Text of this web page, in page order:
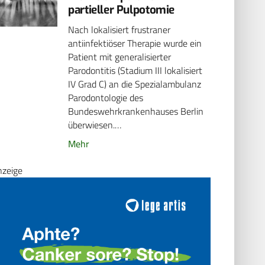
partieller Pulpotomie
Nach lokalisiert frustraner
antiinfektiöser Therapie wurde ein
Patient mit generalisierter
Parodontitis (Stadium III lokalisiert
IV Grad C) an die Spezialambulanz
Parodontologie des
Bundeswehrkrankenhauses Berlin
überwiesen.…
Mehr